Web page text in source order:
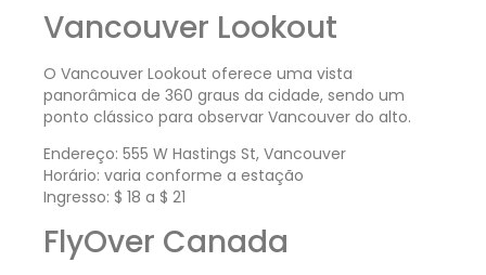
Vancouver Lookout
O Vancouver Lookout oferece uma vista
panorâmica de 360 graus da cidade, sendo um
ponto clássico para observar Vancouver do alto.
Endereço: 555 W Hastings St, Vancouver
Horário: varia conforme a estação
Ingresso: $ 18 a $ 21
FlyOver Canada